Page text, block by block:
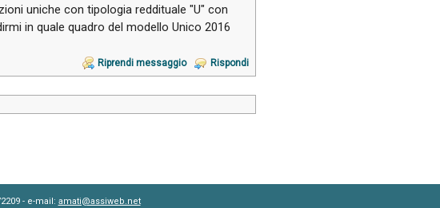
uniche con tipologia reddituale "U" con
in quale quadro del modello Unico 2016
Riprendi messaggio Rispondi
- e-mail: amati@assiweb.net